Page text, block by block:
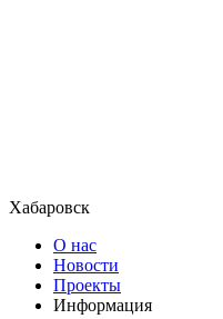
Хабаровск
О нас
Новости
Проекты
Информация